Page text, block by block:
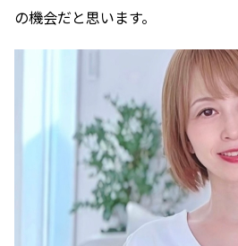
の機会だと思います。